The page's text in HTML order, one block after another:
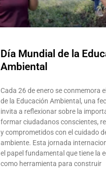
Día Mundial de la
Ambiental
Cada 26 de enero se conmemora
de la Educación Ambiental, una
invita a reflexionar sobre la
formar ciudadanos conscientes,
y comprometidos con el cuidado
ambiente. Esta jornada
el papel fundamental que tiene la
como herramienta para construir